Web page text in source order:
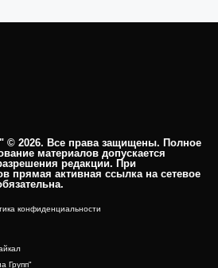
© 2026. Все права защищены. Полное
материалов допускается
редакции. При
прямая активная ссылка на сетевое
конфиденциальности
Групп"